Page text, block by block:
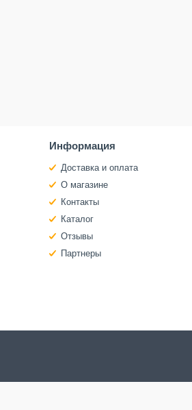
Информация
Доставка и оплата
О магазине
Контакты
Каталог
Отзывы
Партнеры